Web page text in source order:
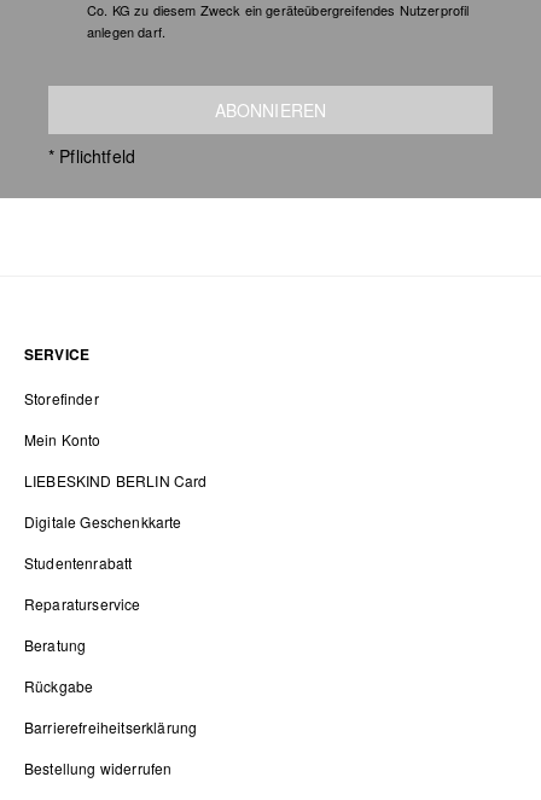
Co. KG zu diesem Zweck ein geräteübergreifendes Nutzerprofil
anlegen darf.
ABONNIEREN
* Pflichtfeld
SERVICE
Storefinder
Mein Konto
LIEBESKIND BERLIN Card
Digitale Geschenkkarte
Studentenrabatt
Reparaturservice
Beratung
Rückgabe
Barrierefreiheitserklärung
Bestellung widerrufen